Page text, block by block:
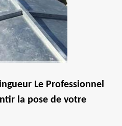
Le Professionnel
la pose de votre